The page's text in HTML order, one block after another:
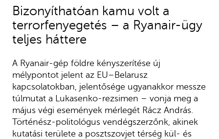
Bizonyíthatóan kamu volt a
terrorfenyegetés – a Ryanair-ügy
teljes háttere
A Ryanair-gép földre kényszerítése új
mélypontot jelent az EU–Belarusz
kapcsolatokban, jelentősége ugyanakkor messze
túlmutat a Lukasenko-rezsimen – vonja meg a
május végi események mérlegét Rácz András.
Történész-politológus vendégszerzőnk, akinek
kutatási területe a posztszovjet térség kül- és